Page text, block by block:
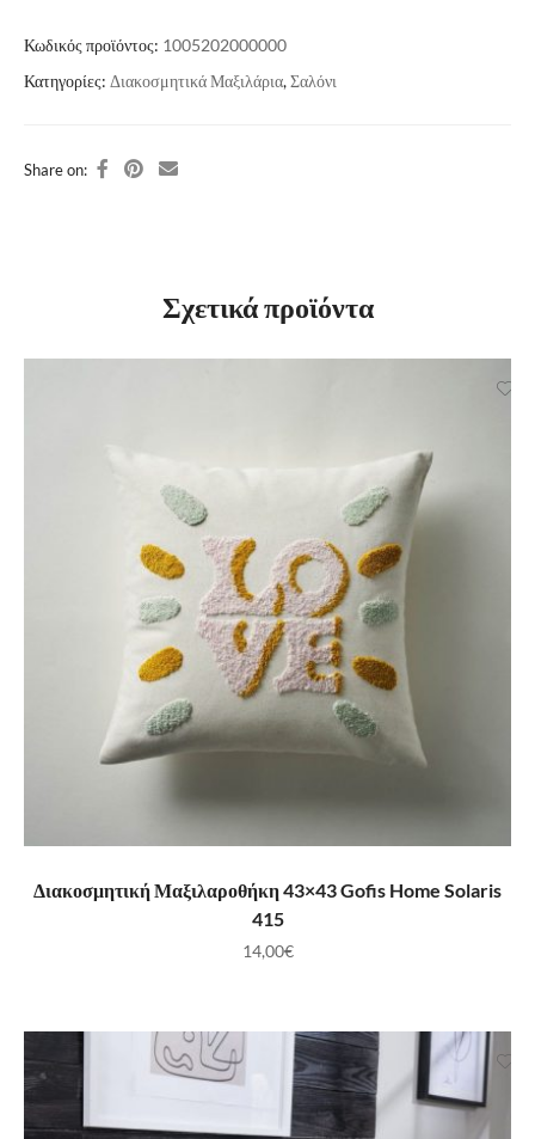
Κωδικός προϊόντος: 1005202000000
Κατηγορίες: Διακοσμητικά Μαξιλάρια,Σαλόνι
Share on:
Σχετικά προϊόντα
ΠΡΟΣΘΉΚΗ ΣΤΟ ΚΑΛΆΘΙ
Διακοσμητική Μαξιλαροθήκη 43×43 Gofis Home Solaris
415
14,00€